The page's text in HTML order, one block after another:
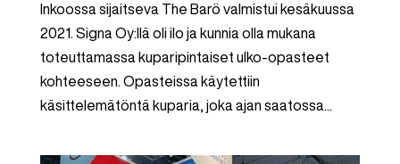
Inkoossa sijaitseva The Barö valmistui kesäkuussa
2021. Signa Oy:llä oli ilo ja kunnia olla mukana
toteuttamassa kuparipintaiset ulko-opasteet
kohteeseen. Opasteissa käytettiin
käsittelemätöntä kuparia, joka ajan saatossa...